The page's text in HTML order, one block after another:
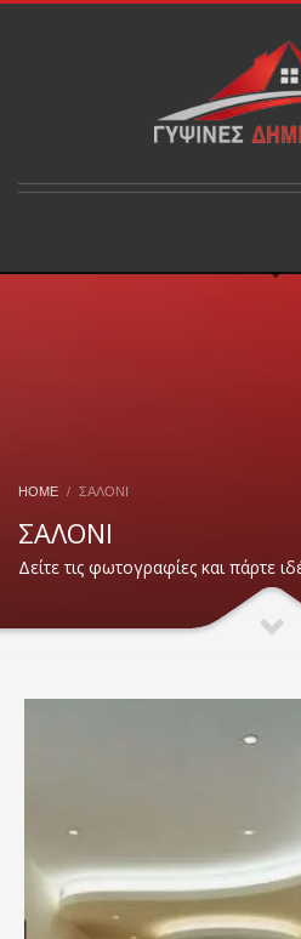
HOME ΣΑΛΟΝΙ
ΣΑΛΟΝΙ
Δείτε τις φωτογραφίες και πάρτε